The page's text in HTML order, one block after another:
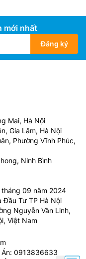
Nagakawa
khí nhằm gia
hiệu quả trao đổi
dụng ống đồng
hiệu quả trao
máy làm lạnh
đồng trơn.
mới nhất
Đăng ký
Mai, Hà Nội
Gia Lâm, Hà Nội
Phường Vĩnh Phúc,
Ninh Bình
09 năm 2024
Đầu Tư TP Hà Nội
Nguyễn Văn Linh,
Việt Nam
0913836633